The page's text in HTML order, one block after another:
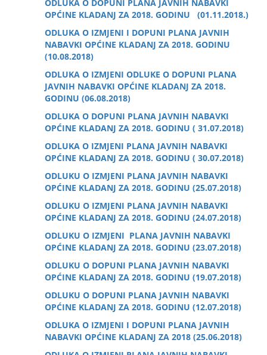
ODLUKA O DOPUNI PLANA JAVNIH NABAVKI
OPĆINE KLADANJ ZA 2018. GODINU (01.11.2018.)
ODLUKA O IZMJENI I DOPUNI PLANA JAVNIH
NABAVKI OPĆINE KLADANJ ZA 2018. GODINU
(10.08.2018)
ODLUKA O IZMJENI ODLUKE O DOPUNI PLANA
JAVNIH NABAVKI OPĆINE KLADANJ ZA 2018.
GODINU (06.08.2018)
ODLUKA O DOPUNI PLANA JAVNIH NABAVKI
OPĆINE KLADANJ ZA 2018. GODINU ( 31.07.2018)
ODLUKA O IZMJENI PLANA JAVNIH NABAVKI
OPĆINE KLADANJ ZA 2018. GODINU ( 30.07.2018)
ODLUKU O IZMJENI PLANA JAVNIH NABAVKI
OPĆINE KLADANJ ZA 2018. GODINU (25.07.2018)
ODLUKU O IZMJENI PLANA JAVNIH NABAVKI
OPĆINE KLADANJ ZA 2018. GODINU (24.07.2018)
ODLUKU O IZMJENI PLANA JAVNIH NABAVKI
OPĆINE KLADANJ ZA 2018. GODINU (23.07.2018)
ODLUKU O DOPUNI PLANA JAVNIH NABAVKI
OPĆINE KLADANJ ZA 2018. GODINU (19.07.2018)
ODLUKU O DOPUNI PLANA JAVNIH NABAVKI
OPĆINE KLADANJ ZA 2018. GODINU (12.07.2018)
ODLUKA O IZMJENI I DOPUNI PLANA JAVNIH
NABAVKI OPĆINE KLADANJ ZA 2018 (25.06.2018)